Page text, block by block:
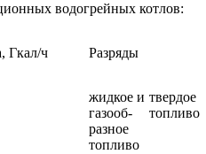
водогрейных котлов:
Гкал/ч Разряды
жидкое и
газооб-
разное
топливо
твердое
топливо